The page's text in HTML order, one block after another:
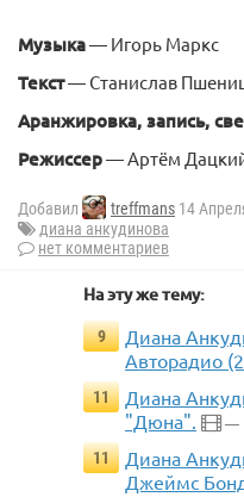
Музыка— Игорь Маркс
Текст— Станислав
Аранжировка, запись,
Режиссер— Артём
Добавил treffmans 14
диана анкудинова
нет комментариев
На эту же тему:
9
Диана
Авторадио
11
Диана
"Дюна".
—
11
Диана
Джеймс